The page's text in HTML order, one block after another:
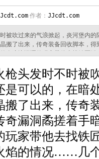
作者： JJcdt.com
被吹过来的气浪掀起，炎河堡内
搬了出来，传奇装备回收脚本，
那里看盟总省挖桥洞，怎么架设
天甚至还
头发时不时被
是可以的，在暗
搬了出来，传奇
奇漏洞矞搓着手
玩家带他去找铁
焰的情况……几